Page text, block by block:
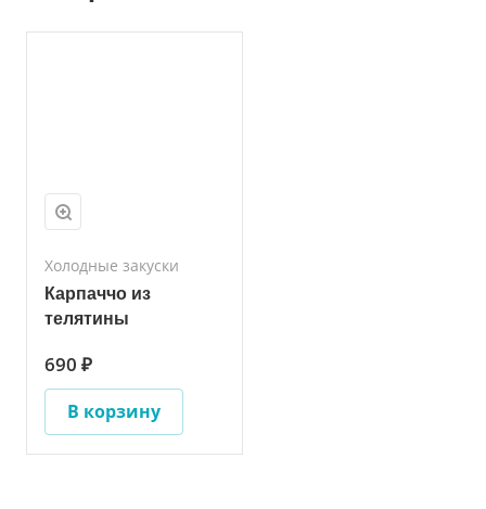
Холодные закуски
Карпаччо из
телятины
690 ₽
В корзину